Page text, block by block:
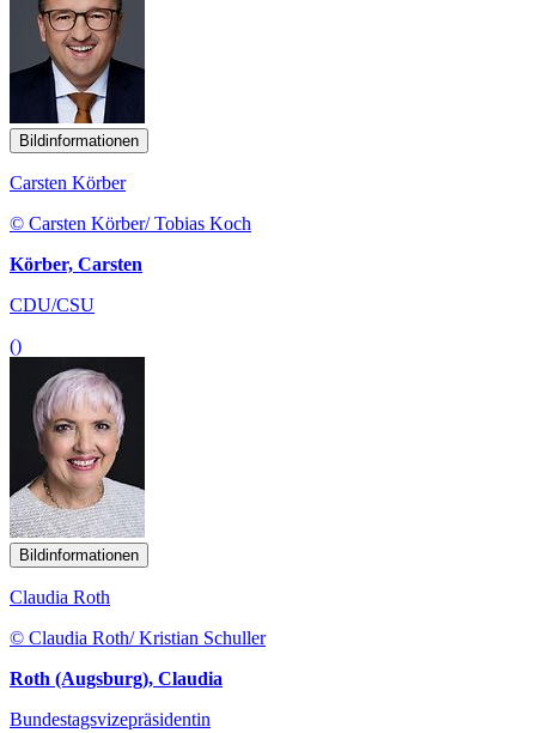
Bildinformationen
Carsten Körber
© Carsten Körber/ Tobias Koch
Körber, Carsten
CDU/CSU
()
Bildinformationen
Claudia Roth
© Claudia Roth/ Kristian Schuller
Roth (Augsburg), Claudia
Bundestagsvizepräsidentin